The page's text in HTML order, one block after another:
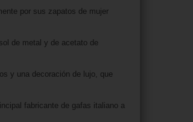
por sus zapatos de mujer
de metal y de acetato de
y una decoración de lujo, que
fabricante de gafas italiano a